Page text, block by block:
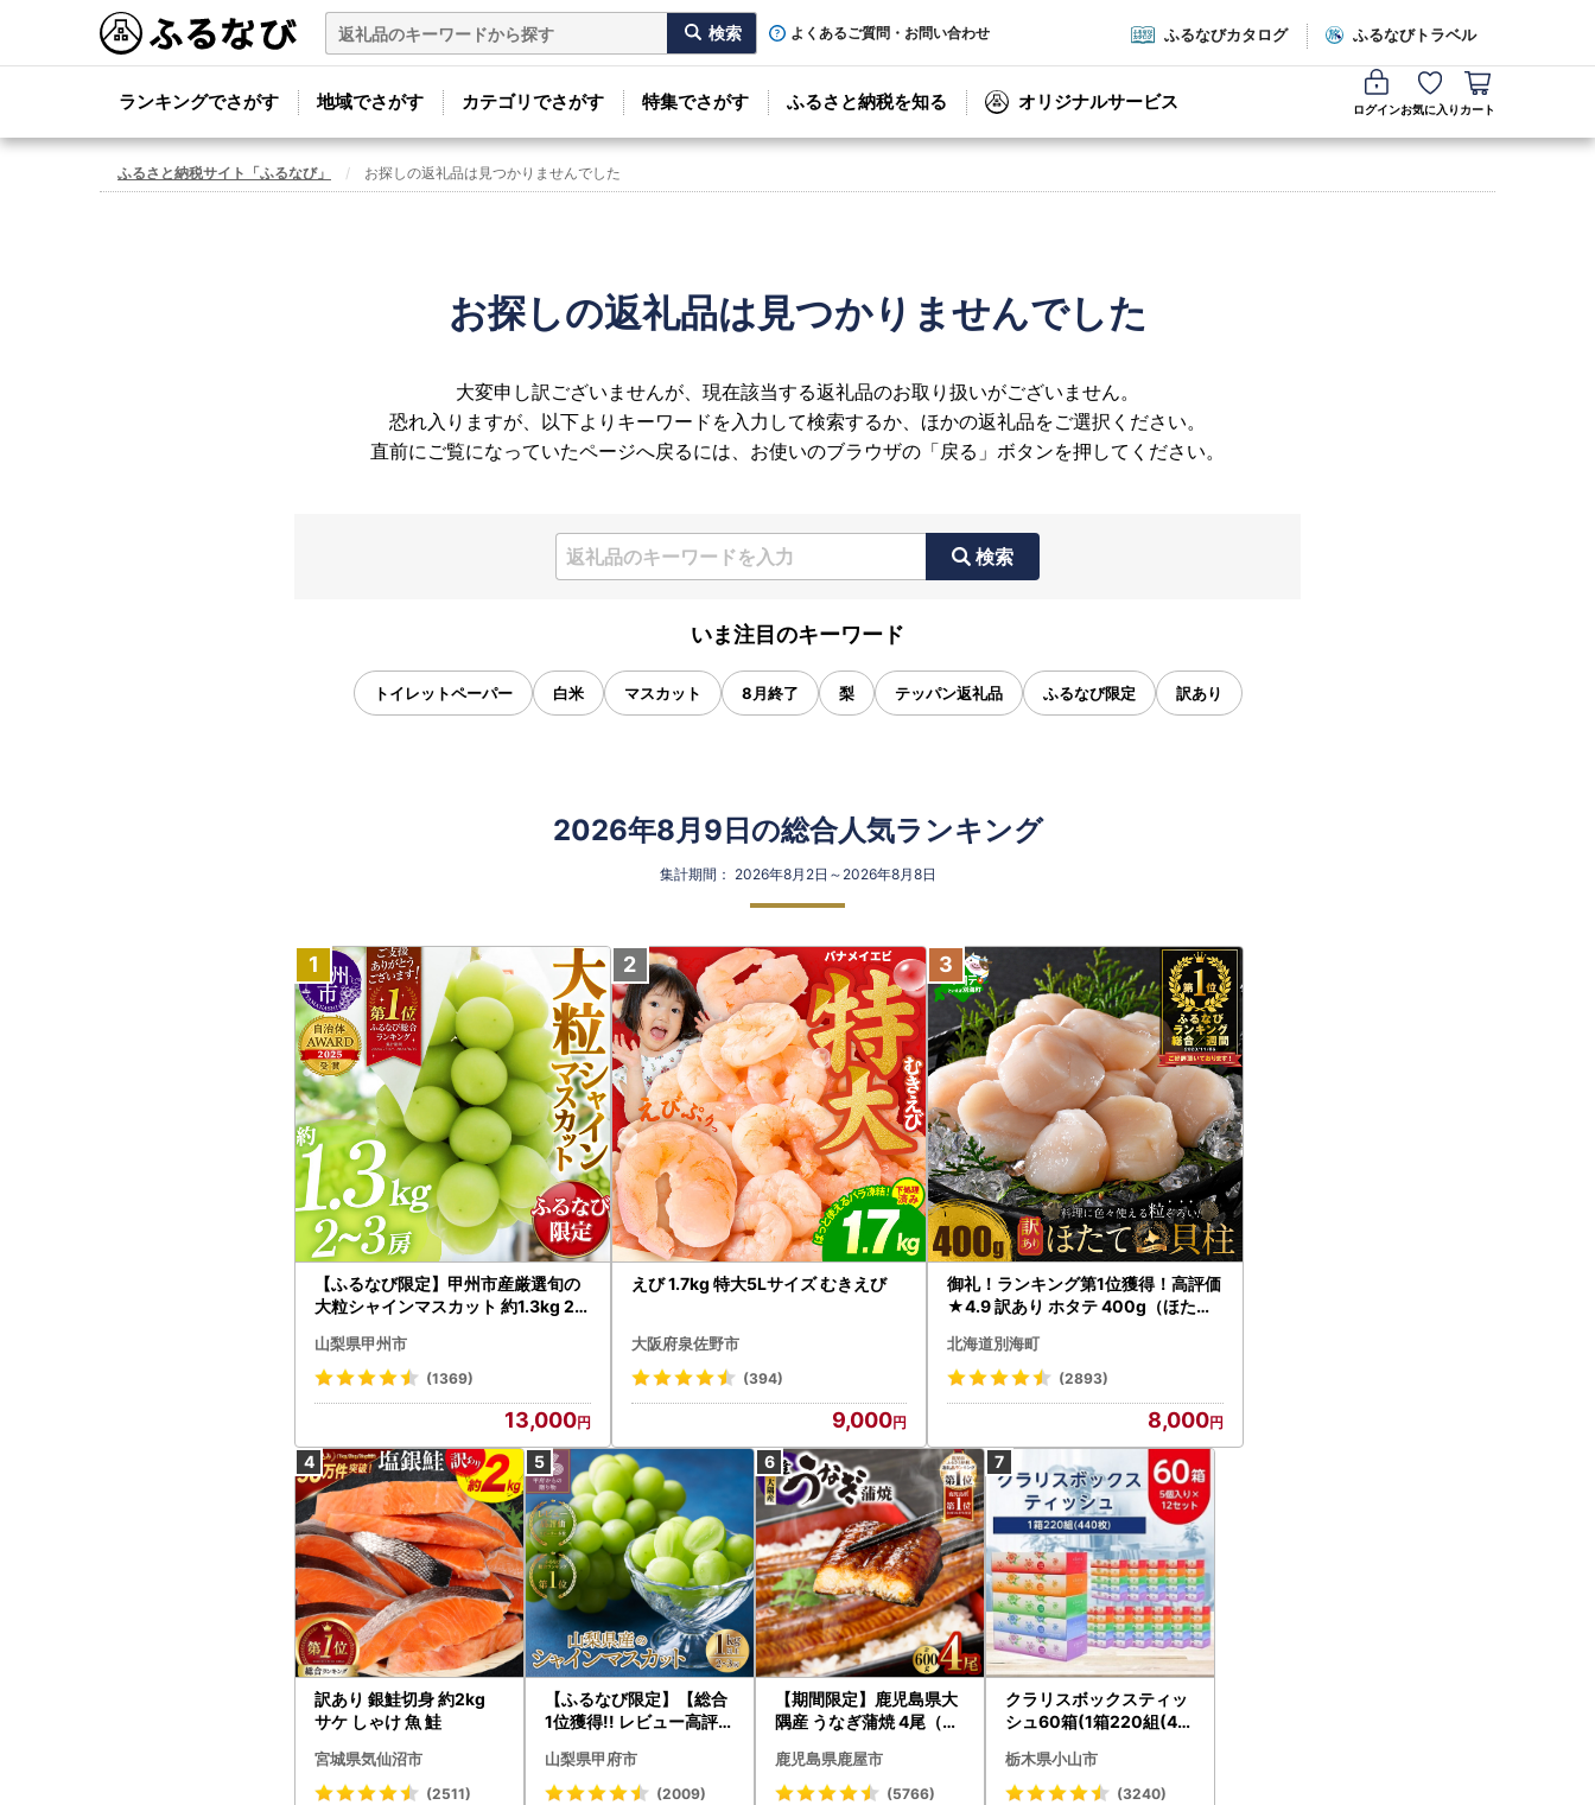
よくあるご質問・お問い合わせ ふるなびカタログ ふるなびトラベル
ランキングでさがす 地域でさがす カテゴリでさがす 特集でさがす ふるさと納税を知る オリジナルサービス ログインお気に入り カート
ふるさと納税サイト「ふるなび」 お探しの返礼品は見つかりませんでした
お探しの返礼品は見つかりませんでした
大変申し訳ございませんが、現在該当する返礼品のお取り扱いがございません。
恐れ入りますが、以下よりキーワードを入力して検索するか、ほかの返礼品をご選択ください。
直前にご覧になっていたページへ戻るには、お使いのブラウザの「戻る」ボタンを押してください。
検索
いま注目のキーワード
トイレットペーパー 白米 マスカット 8月終了 梨 テッパン返礼品 ふるなび限定 訳あり
2026年8月9日の総合人気ランキング
集計期間： 2026年8月2日～2026年8月8日
【ふるなび限定】甲州市産厳選旬の
大粒シャインマスカット 約1.3kg 2
472 FN-Limited-VO シャインマス
カット フルーツ
山梨県甲州市
(1369)
13,000
えび 1.7kg 特大5Lサイズ むきえび
大阪府泉佐野市
(394)
9,000
御礼！ランキング第1位獲得！高評価
★4.9 訳あり ホタテ 400g（ほたて
北海道別海町
(2893)
8,000
訳あり 銀鮭切身 約2kg
サケ しゃけ 魚 鮭
宮城県気仙沼市
(2511)
【ふるなび限定】【総合
1位獲得!! レビュー高評価
〉山梨県産 シャインマス
カット 2～3房（1.0kg以
山梨県甲府市
(2009)
【期間限定】鹿児島県大
隅産 うなぎ蒲焼 4尾（60
cp18 うなぎ 鰻 魚 惣菜 総
菜
鹿児島県鹿屋市
(5766)
クラリスボックスティッ
シュ60箱(1箱220組(44
ト)【配送不可地域：離島
・沖縄県】【1256759】
栃木県小山市
(3240)